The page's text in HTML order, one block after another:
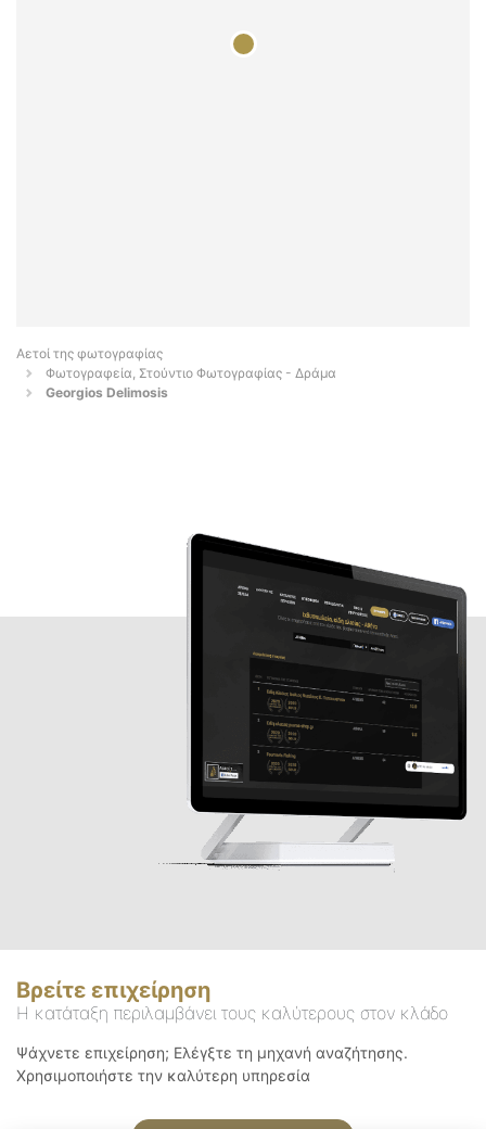
Αετοί της φωτογραφίας
Φωτογραφεία, Στούντιο Φωτογραφίας - Δράμα
Georgios Delimosis
Βρείτε επιχείρηση
Η κατάταξη περιλαμβάνει τους καλύτερους στον κλάδο
Ψάχνετε επιχείρηση; Ελέγξτε τη μηχανή αναζήτησης.
Χρησιμοποιήστε την καλύτερη υπηρεσία